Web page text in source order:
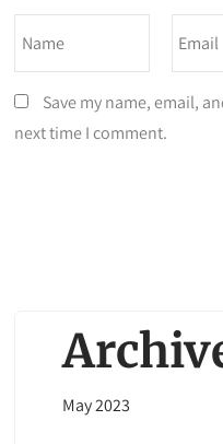
Save my name, email,
next time I comment.
May 2023